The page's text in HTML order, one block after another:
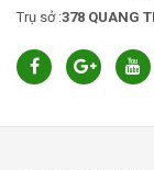
Trụ sở :378 QUANG